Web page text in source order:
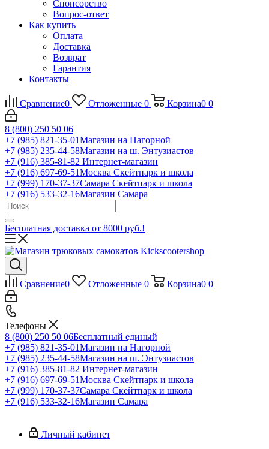
Спонсорство
Вопрос-ответ
Как купить
Оплата
Доставка
Возврат
Гарантия
Контакты
Сравнение0 Отложенные 0 Корзина0 0
8 (800) 250 50 06
+7 (985) 821-35-01Магазин на Нагорной
+7 (985) 235-44-58Магазин на ш. Энтузиастов
+7 (916) 385-81-82 Интернет-магазин
+7 (916) 697-69-51Москва Скейтпарк и школа
+7 (999) 170-37-37Самара Скейтпарк и школа
+7 (916) 533-32-16Магазин Самара
Бесплатная доставка от 8000 руб.!
Сравнение0 Отложенные 0 Корзина0 0
Телефоны
8 (800) 250 50 06Бесплатный единый
+7 (985) 821-35-01Магазин на Нагорной
+7 (985) 235-44-58Магазин на ш. Энтузиастов
+7 (916) 385-81-82 Интернет-магазин
+7 (916) 697-69-51Москва Скейтпарк и школа
+7 (999) 170-37-37Самара Скейтпарк и школа
+7 (916) 533-32-16Магазин Самара
Личный кабинет